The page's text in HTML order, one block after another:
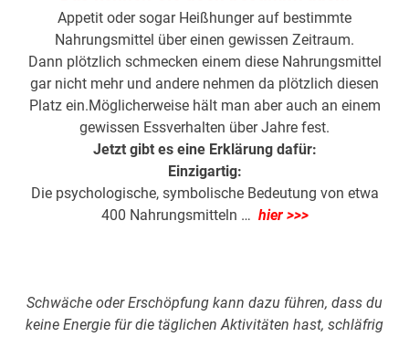
Appetit oder sogar Heißhunger auf bestimmte
Nahrungsmittel über einen gewissen Zeitraum.
Dann plötzlich schmecken einem diese Nahrungsmittel
gar nicht mehr und andere nehmen da plötzlich diesen
Platz ein.Möglicherweise hält man aber auch an einem
gewissen Essverhalten über Jahre fest.
Jetzt gibt es eine Erklärung dafür:
Einzigartig:
Die psychologische, symbolische Bedeutung von etwa
400 Nahrungsmitteln … hier >>>
Schwäche oder Erschöpfung kann dazu führen, dass du
keine Energie für die täglichen Aktivitäten hast, schläfrig